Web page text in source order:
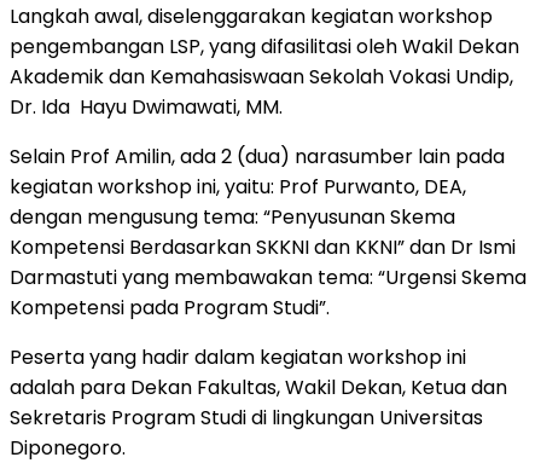
Langkah awal, diselenggarakan kegiatan workshop
pengembangan LSP, yang difasilitasi oleh Wakil Dekan
Akademik dan Kemahasiswaan Sekolah Vokasi Undip,
Dr. Ida Hayu Dwimawati, MM.
Selain Prof Amilin, ada 2 (dua) narasumber lain pada
kegiatan workshop ini, yaitu: Prof Purwanto, DEA,
dengan mengusung tema: “Penyusunan Skema
Kompetensi Berdasarkan SKKNI dan KKNI” dan Dr Ismi
Darmastuti yang membawakan tema: “Urgensi Skema
Kompetensi pada Program Studi”.
Peserta yang hadir dalam kegiatan workshop ini
adalah para Dekan Fakultas, Wakil Dekan, Ketua dan
Sekretaris Program Studi di lingkungan Universitas
Diponegoro.